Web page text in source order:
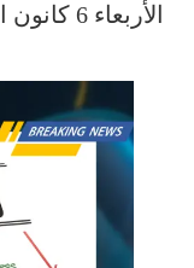
الأربعاء 6 كانون الأول 2023